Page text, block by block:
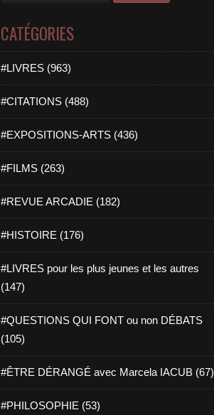
CATÉGORIES
#LIVRES (963)
#CITATIONS (488)
#EXPOSITIONS-ARTS (436)
#FILMS (263)
#REVUE ARCADIE (182)
#HISTOIRE (176)
#LIVRES pour les plus jeunes et les autres
(147)
#QUESTIONS QUI FONT ou non DÉBATS
(105)
#ÊTRE DÉRANGÉ avec Marcela IACUB (67)
#PHILOSOPHIE (53)